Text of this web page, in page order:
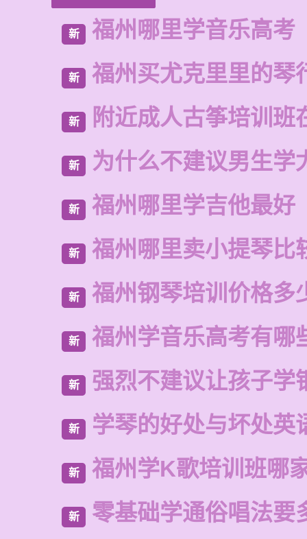
新 福州哪里学音乐高考
新 福州买尤克里里的琴
新 附近成人古筝培训班
新 为什么不建议男生学
新 福州哪里学吉他最好
新 福州哪里卖小提琴比
新 福州钢琴培训价格多
新 福州学音乐高考有哪
新 强烈不建议让孩子学
新 学琴的好处与坏处英
新 福州学K歌培训班哪
新 零基础学通俗唱法要